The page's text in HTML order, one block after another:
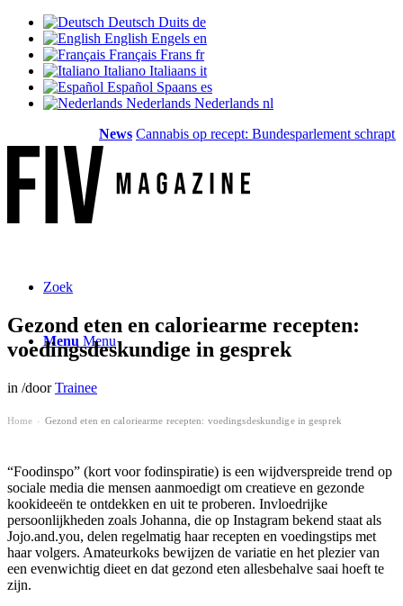
Deutsch Duits de
English Engels en
Français Frans fr
Italiano Italiaans it
Español Spaans es
Nederlands Nederlands nl
News Cannabis op recept: Bundesparlement schrapt de
Zoek
Menu Menu
Gezond eten en caloriearme recepten:
voedingsdeskundige in gesprek
in /doorTrainee
Home Gezond eten en caloriearme recepten: voedingsdeskundige in gesprek
“Foodinspo” (kort voor fodinspiratie) is een wijdverspreide trend op
sociale media die mensen aanmoedigt om creatieve en gezonde
kookideeën te ontdekken en uit te proberen. Invloedrijke
persoonlijkheden zoals Johanna, die op Instagram bekend staat als
Jojo.and.you, delen regelmatig haar recepten en voedingstips met
haar volgers. Amateurkoks bewijzen de variatie en het plezier van
een evenwichtig dieet en dat gezond eten allesbehalve saai hoeft te
zijn.